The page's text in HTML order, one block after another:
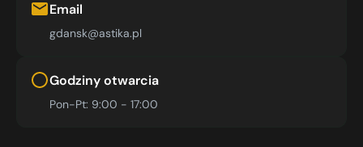
Email
gdansk@astika.pl
Godziny otwarcia
Pon-Pt: 9:00 - 17:00